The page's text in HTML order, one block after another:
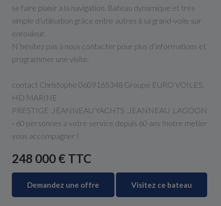
se faire plaisir a la navigation. Bateau dynamique et très
simple d’utilisation grâce entre autres à sa grand-voile sur
enrouleur.
N’hésitez pas à nous contacter pour plus d’informations et
programmer une visite.
contact Christophe 0609165348 Groupe EURO VOILES,
HD MARINE
PRESTIGE .JEANNEAU YACHTS .JEANNEAU .LAGOON
- 60 personnes a votre service depuis 60 ans !notre metier
vous accompagner !
248 000 € TTC
Demandez une offre Visitez ce bateau